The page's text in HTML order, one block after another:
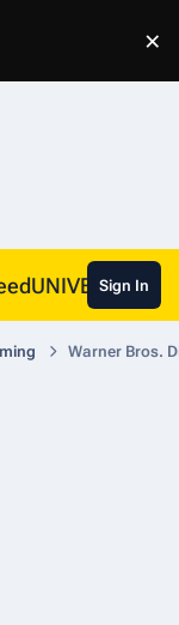
×
Sign In
Warner Bros.